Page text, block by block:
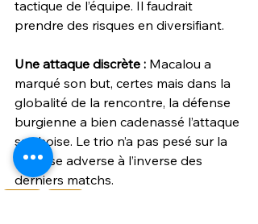
tactique de l’équipe. Il faudrait
prendre des risques en diversifiant.
Une attaque discrète : Macalou a
marqué son but, certes mais dans la
globalité de la rencontre, la défense
burgienne a bien cadenassé l’attaque
sarthoise. Le trio n’a pas pesé sur la
défense adverse à l’inverse des
derniers matchs.